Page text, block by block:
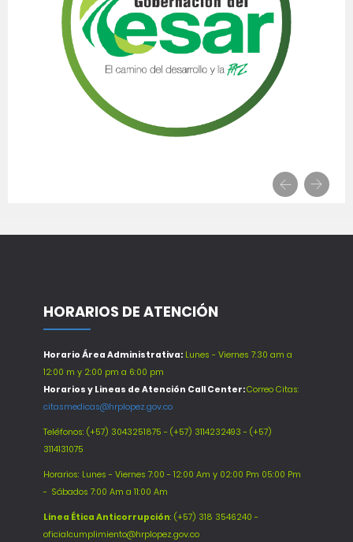
HORARIOS DE ATENCIÓN
Horario Área Administrativa: Lunes - Viernes 7:30 am a
12:00 m y 2:00 pm a 6:00 pm
Horarios y Lineas de Atención Call Center:Correo Citas:
citasmedicas@hrplopez.gov.co
Teléfonos: (+57) 3043251875 - (+57) 3114232493 - (+57)
3114131075
Horarios: Lunes - Viernes 7:00 - 12:00 Am y 02:00 Pm 05:00 Pm
- Sábados 7:00 Am a 11:00 Am
Línea Ética Anticorrupción: (+57) 318 3546240 -
oficialcumplimiento@hrplopez.gov.co